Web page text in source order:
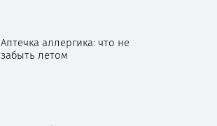
Аптечка аллергика: что не
забыть летом